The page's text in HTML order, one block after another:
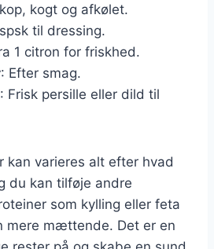
kogt og afkølet.
til dressing.
1 citron for friskhed.
: Efter smag.
: Frisk persille eller dild til
kan varieres alt efter hvad
du kan tilføje andre
som kylling eller feta
mere mættende. Det er en